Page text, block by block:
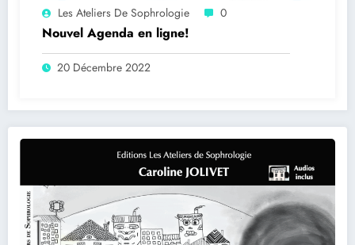
Les Ateliers De Sophrologie 0
Nouvel Agenda en ligne!
20 Décembre 2022